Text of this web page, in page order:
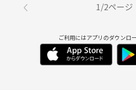
1/2ページ
ご利用にはアプリのダウンロ